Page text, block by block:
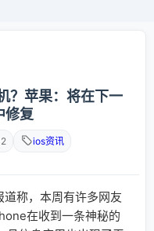
？苹果：将在下一
修复
ios资讯
称，本周有许多网友
在收到一条神秘的